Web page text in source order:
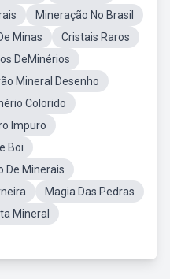
Mineração No Brasil
Minas
Cristais Raros
DeMinérios
Mineral Desenho
Colorido
Impuro
Boi
De Minerais
Magia Das Pedras
Mineral